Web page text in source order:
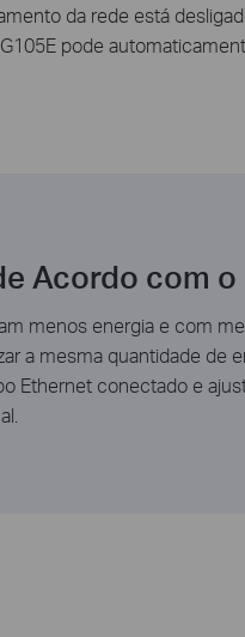
da rede está
pode
Acordo com
menos energia e com
a mesma quantidade
Ethernet conectado e